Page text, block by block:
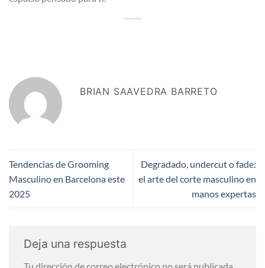
BRIAN SAAVEDRA BARRETO
Tendencias de Grooming
Masculino en Barcelona este
2025
Degradado, undercut o fade:
el arte del corte masculino en
manos expertas
Deja una respuesta